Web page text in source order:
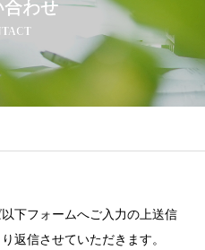
合わせ
下フォームへご入力の上送信
返信させていただきます。